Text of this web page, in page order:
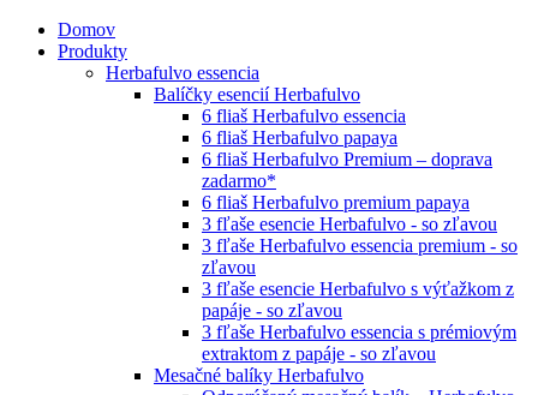
Domov
Produkty
Herbafulvo essencia
Balíčky esencií Herbafulvo
6 fliaš Herbafulvo essencia
6 fliaš Herbafulvo papaya
6 fliaš Herbafulvo Premium – doprava
zadarmo*
6 fliaš Herbafulvo premium papaya
3 fľaše esencie Herbafulvo - so zľavou
3 fľaše Herbafulvo essencia premium - so
zľavou
3 fľaše esencie Herbafulvo s výťažkom z
papáje - so zľavou
3 fľaše Herbafulvo essencia s prémiovým
extraktom z papáje - so zľavou
Mesačné balíky Herbafulvo